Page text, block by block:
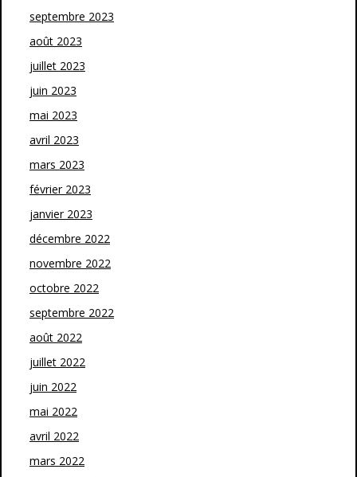
septembre 2023
août 2023
juillet 2023
juin 2023
mai 2023
avril 2023
mars 2023
février 2023
janvier 2023
décembre 2022
novembre 2022
octobre 2022
septembre 2022
août 2022
juillet 2022
juin 2022
mai 2022
avril 2022
mars 2022